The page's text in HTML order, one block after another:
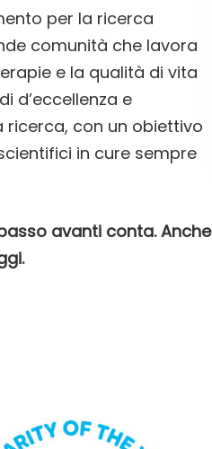
per la ricerca
comunità che lavora
e la qualità di vita
d’eccellenza e
ricerca, con un obiettivo
in cure sempre
avanti conta. Anche